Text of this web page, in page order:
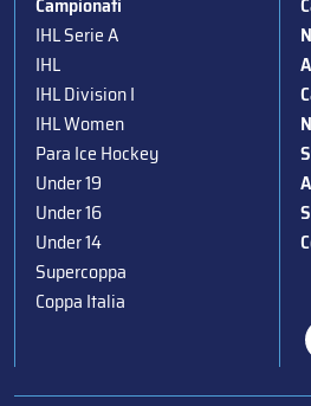
IHL Serie A
IHL
IHL Division I
IHL Women
Para Ice Hockey
Under 19
Under 16
Under 14
Supercoppa
Coppa Italia